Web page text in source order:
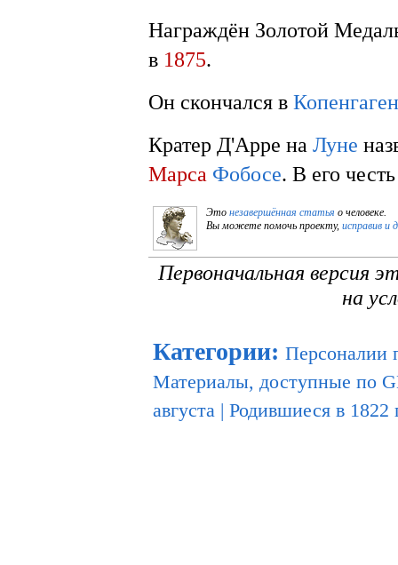
Награждён Золотой
в 1875.
Он скончался в
Кратер Д'Арре на Луне
Марса Фобосе. В его
Это незавершённая статья о человеке.
Вы можете помочь проекту, исправив и
Первоначальная версия
на
Категории: Персоналии
Материалы, доступные по
августа | Родившиеся в 1822